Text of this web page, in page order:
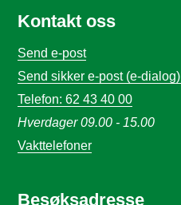
Kontakt oss
Send e-post
Send sikker e-post (e-dialog)
Telefon: 62 43 40 00
Hverdager 09.00 - 15.00
Vakttelefoner
Besøksadresse